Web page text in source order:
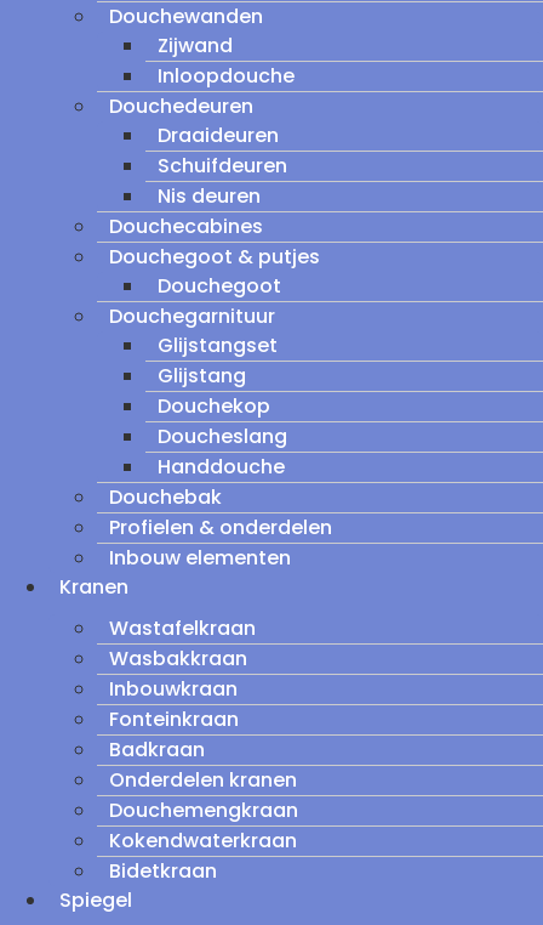
Douchewanden
Zijwand
Inloopdouche
Douchedeuren
Draaideuren
Schuifdeuren
Nis deuren
Douchecabines
Douchegoot & putjes
Douchegoot
Douchegarnituur
Glijstangset
Glijstang
Douchekop
Doucheslang
Handdouche
Douchebak
Profielen & onderdelen
Inbouw elementen
Kranen
Wastafelkraan
Wasbakkraan
Inbouwkraan
Fonteinkraan
Badkraan
Onderdelen kranen
Douchemengkraan
Kokendwaterkraan
Bidetkraan
Spiegel